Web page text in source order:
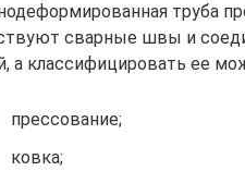
труба
сварные швы и
а классифицировать ее
прессование;
ковка;